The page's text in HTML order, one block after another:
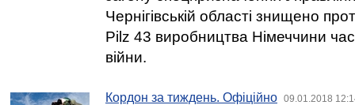
Чернігівській області знищено
Pilz 43 виробництва Німеччини
війни.
Кордон за тиждень. Офіційно 09.01.2018